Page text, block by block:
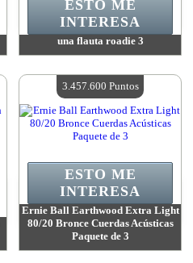
una flauta roadie 3
Cantidad disponible:4
ESTO ME
INTERESA
Ernie Ball Earthwood Extra Light
80/20 Bronce Cuerdas Acústicas
Paquete de 3
ESTO ME
INTERESA
3.457.600 Puntos